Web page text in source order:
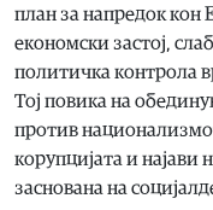
план за напредок кон
економски застој,
политичка контрола
Тој повика на
против
корупцијата и
заснована на